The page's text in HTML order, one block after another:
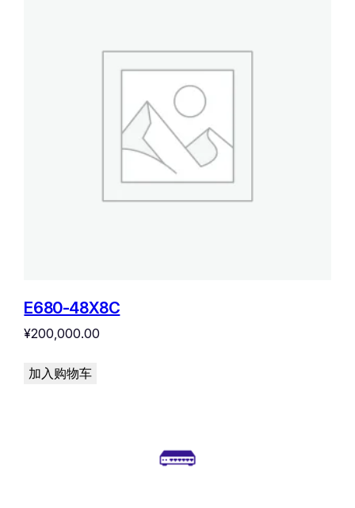
E680-48X8C
¥200,000.00
加入购物车